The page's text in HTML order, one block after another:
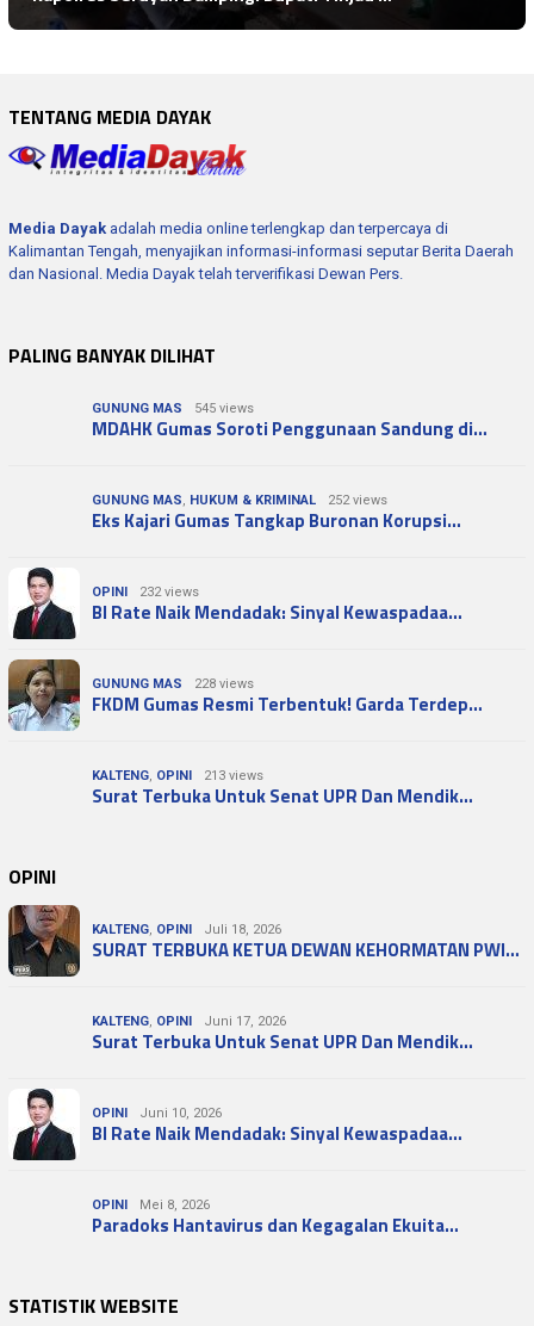
TENTANG MEDIA DAYAK
Media Dayak adalah media online terlengkap dan terpercaya di
Kalimantan Tengah, menyajikan informasi-informasi seputar Berita Daerah
dan Nasional. Media Dayak telah terverifikasi Dewan Pers.
PALING BANYAK DILIHAT
GUNUNG MAS 545 views
MDAHK Gumas Soroti Penggunaan Sandung di…
GUNUNG MAS, HUKUM & KRIMINAL 252 views
Eks Kajari Gumas Tangkap Buronan Korupsi…
OPINI 232 views
BI Rate Naik Mendadak: Sinyal Kewaspadaa…
GUNUNG MAS 228 views
FKDM Gumas Resmi Terbentuk! Garda Terdep…
KALTENG, OPINI 213 views
Surat Terbuka Untuk Senat UPR Dan Mendik…
OPINI
KALTENG, OPINI Juli 18, 2026
SURAT TERBUKA KETUA DEWAN KEHORMATAN PWI…
KALTENG, OPINI Juni 17, 2026
Surat Terbuka Untuk Senat UPR Dan Mendik…
OPINI Juni 10, 2026
BI Rate Naik Mendadak: Sinyal Kewaspadaa…
OPINI Mei 8, 2026
Paradoks Hantavirus dan Kegagalan Ekuita…
STATISTIK WEBSITE